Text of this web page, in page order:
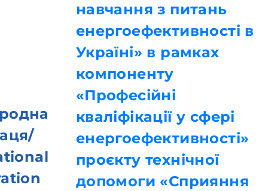
навчання з питань
енергоефективності в
Україні» в рамках
компоненту
«Професійні
кваліфікації у сфері
енергоефективності»
проєкту технічної
допомоги «Сприяння